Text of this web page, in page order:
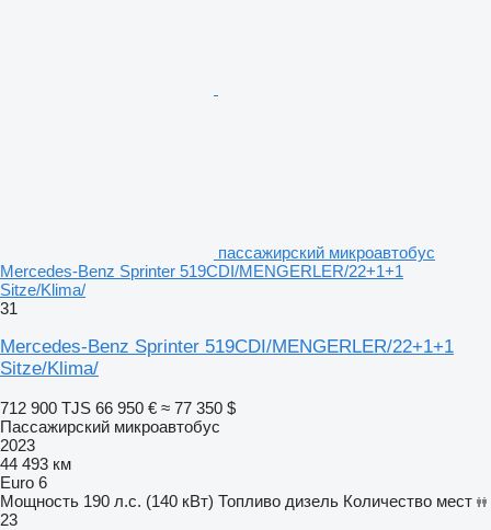
пассажирский микроавтобус
Mercedes-Benz Sprinter 519CDI/MENGERLER/22+1+1
Sitze/Klima/
31
Mercedes-Benz Sprinter 519CDI/MENGERLER/22+1+1
Sitze/Klima/
712 900 TJS 66 950 € ≈ 77 350 $
Пассажирский микроавтобус
2023
44 493 км
Euro 6
Мощность 190 л.с. (140 кВт) Топливо дизель Количество мест
23